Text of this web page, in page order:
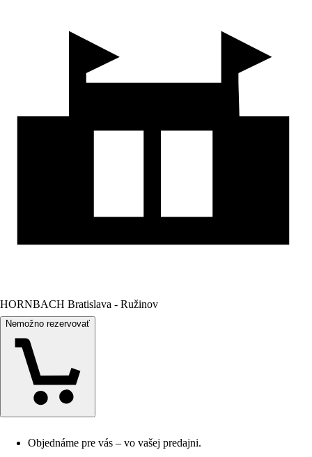
HORNBACH Bratislava - Ružinov
Nemožno rezervovať
Objednáme pre vás – vo vašej predajni.